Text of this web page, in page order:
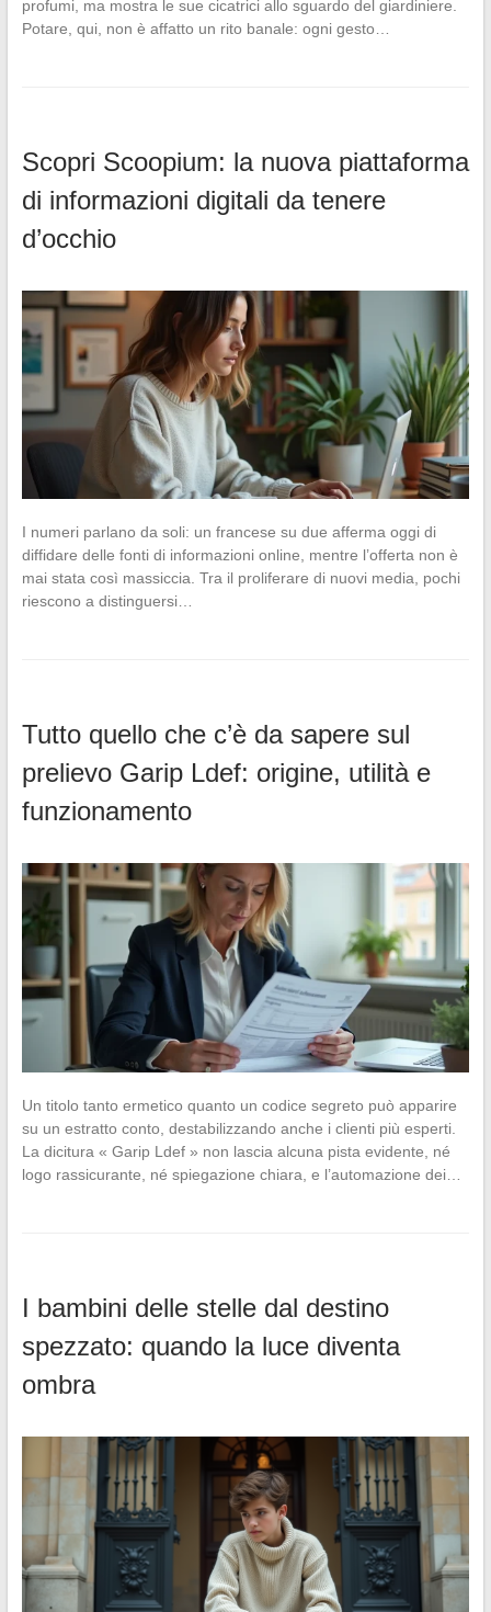
profumi, ma mostra le sue cicatrici allo sguardo del giardiniere.
Potare, qui, non è affatto un rito banale: ogni gesto…
Scopri Scoopium: la nuova piattaforma
di informazioni digitali da tenere
d’occhio
I numeri parlano da soli: un francese su due afferma oggi di
diffidare delle fonti di informazioni online, mentre l’offerta non è
mai stata così massiccia. Tra il proliferare di nuovi media, pochi
riescono a distinguersi…
Tutto quello che c’è da sapere sul
prelievo Garip Ldef: origine, utilità e
funzionamento
Un titolo tanto ermetico quanto un codice segreto può apparire
su un estratto conto, destabilizzando anche i clienti più esperti.
La dicitura « Garip Ldef » non lascia alcuna pista evidente, né
logo rassicurante, né spiegazione chiara, e l’automazione dei…
I bambini delle stelle dal destino
spezzato: quando la luce diventa
ombra